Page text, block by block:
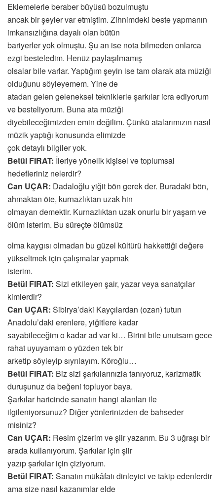
Eklemelerle beraber büyüsü bozulmuştu
ancak bir şeyler var etmiştim. Zihnimdeki beste yapmanın
imkansızlığına dayalı olan bütün
bariyerler yok olmuştu. Şu an ise nota bilmeden onlarca
ezgi besteledim. Henüz paylaşılmamış
olsalar bile varlar. Yaptığım şeyin ise tam olarak ata müziği
olduğunu söyleyemem. Yine de
atadan gelen geleneksel tekniklerle şarkılar icra ediyorum
ve besteliyorum. Buna ata müziği
diyebileceğimizden emin değilim. Çünkü atalarımızın nasıl
müzik yaptığı konusunda elimizde
çok detaylı bilgiler yok.
Betül FIRAT: İleriye yönelik kişisel ve toplumsal
hedefleriniz nelerdir?
Can UÇAR: Dadaloğlu yiğit bön gerek der. Buradaki bön,
ahmaktan öte, kurnazlıktan uzak hin
olmayan demektir. Kurnazlıktan uzak onurlu bir yaşam ve
ölüm isterim. Bu süreçte ölümsüz
olma kaygısı olmadan bu güzel kültürü hakkettiği değere
yükseltmek için çalışmalar yapmak
isterim.
Betül FIRAT: Sizi etkileyen şair, yazar veya sanatçılar
kimlerdir?
Can UÇAR: Sibirya’daki Kayçılardan (ozan) tutun
Anadolu’daki erenlere, yiğitlere kadar
sayabileceğim o kadar ad var ki… Birini bile unutsam gece
rahat uyuyamam o yüzden tek bir
arketip söyleyip sıyrılayım. Köroğlu…
Betül FIRAT: Biz sizi şarkılarınızla tanıyoruz, karizmatik
duruşunuz da beğeni topluyor baya.
Şarkılar haricinde sanatın hangi alanları ile
ilgileniyorsunuz? Diğer yönlerinizden de bahseder
misiniz?
Can UÇAR: Resim çizerim ve şiir yazarım. Bu 3 uğraşı bir
arada kullanıyorum. Şarkılar için şiir
yazıp şarkılar için çiziyorum.
Betül FIRAT: Sanatın mükâfatı dinleyici ve takip edenlerdir
ama size nasıl kazanımlar elde